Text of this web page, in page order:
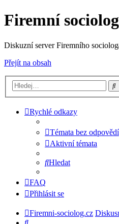
Firemní sociolog
Diskuzní server Firemního
Přejít na obsah
Rychlé odkazy
Témata bez odpovědí
Aktivní témata
Hledat
FAQ
Přihlásit se
Firemni-sociolog.cz